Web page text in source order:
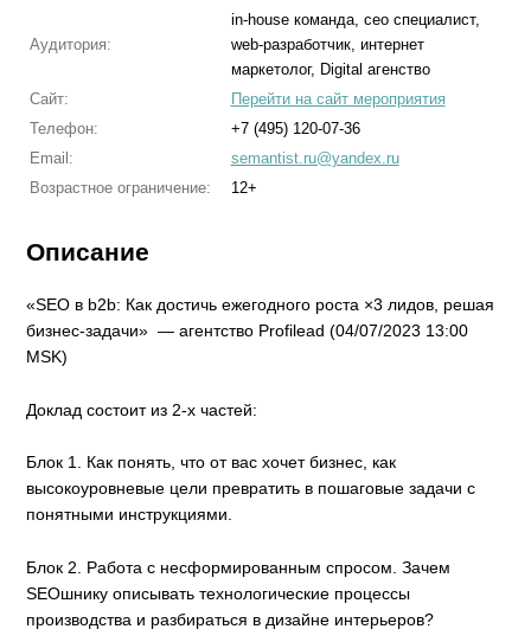
Аудитория:
in-house команда, сео специалист,
web-разработчик, интернет
маркетолог, Digital агенство
Сайт:
Перейти на сайт мероприятия
Телефон:
+7 (495) 120-07-36
Email:
semantist.ru@yandex.ru
Возрастное ограничение:
12+
Описание
«SEO в b2b: Как достичь ежегодного роста ×3 лидов, решая
бизнес-задачи» — агентство Profilead (04/07/2023 13:00
MSK)
Доклад состоит из 2-х частей:
Блок 1. Как понять, что от вас хочет бизнес, как
высокоуровневые цели превратить в пошаговые задачи с
понятными инструкциями.
Блок 2. Работа с несформированным спросом. Зачем
SEOшнику описывать технологические процессы
производства и разбираться в дизайне интерьеров?